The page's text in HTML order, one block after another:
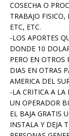
COSECHA O
TRABAJO
ETC, ETC.
-LOS APORTES
DONDE 10
PERO EN
DIAS EN OTRAS
AMERICA DEL
-LA CRITICA A LA
UN OPERADOR
EL BAJA GRATIS
INSTALA Y DEJA